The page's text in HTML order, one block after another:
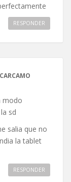
RESPONDER
modo
sd
salia que no
la tablet
RESPONDER